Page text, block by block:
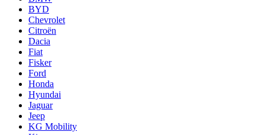
BYD
Chevrolet
Citroën
Dacia
Fiat
Fisker
Ford
Honda
Hyundai
Jaguar
Jeep
KG Mobility